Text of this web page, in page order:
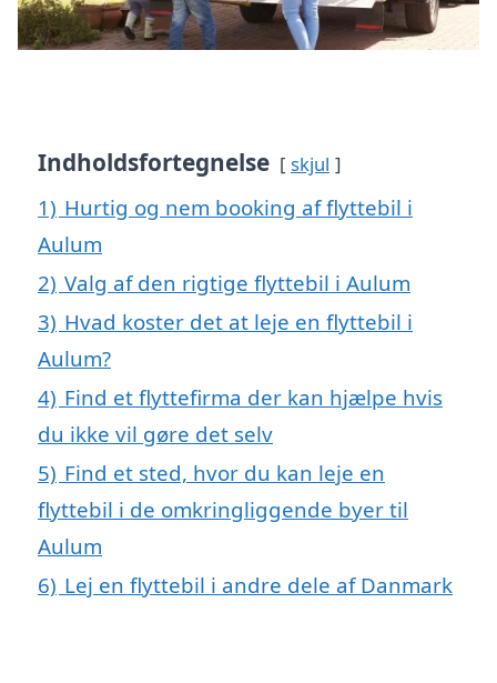
Indholdsfortegnelse skjul
1) Hurtig og nem booking af flyttebil i
Aulum
2) Valg af den rigtige flyttebil i Aulum
3) Hvad koster det at leje en flyttebil i
Aulum?
4) Find et flyttefirma der kan hjælpe hvis
du ikke vil gøre det selv
5) Find et sted, hvor du kan leje en
flyttebil i de omkringliggende byer til
Aulum
6) Lej en flyttebil i andre dele af Danmark